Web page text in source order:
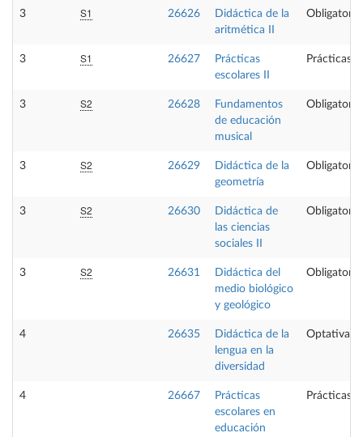
3 S1 26626
Didáctica de la
aritmética II
Obligatoria
3 S1 26627
Prácticas
escolares II
Prácticas
3 S2 26628
Fundamentos
de educación
musical
Obligatoria
3 S2 26629
Didáctica de la
geometría
Obligatoria
3 S2 26630
Didáctica de
las ciencias
sociales II
Obligatoria
3 S2 26631
Didáctica del
medio biológico
y geológico
Obligatoria
4 26635
Didáctica de la
lengua en la
diversidad
Optativa
4 26667
Prácticas
escolares en
educación
Prácticas